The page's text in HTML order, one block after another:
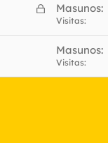
C
r
d
Masunos
Visitas
Masunos
Visitas